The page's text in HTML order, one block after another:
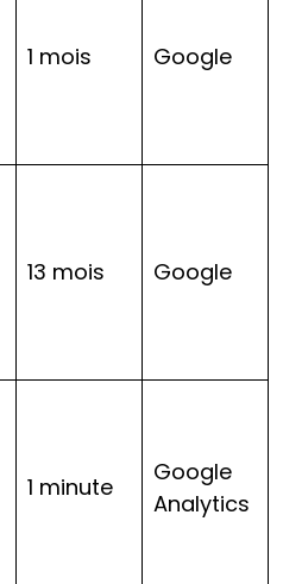
1 mois Google
13 mois Google
1 minute
Google
Analytics